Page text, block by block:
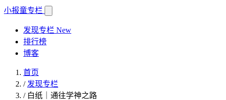
小报童专栏
发现专栏 New
排行榜
博客
首页
/ 发现专栏
/ 白纸｜通往学神之路